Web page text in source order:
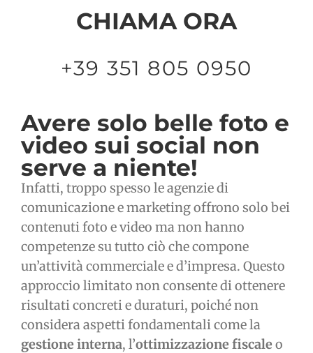
CHIAMA ORA
+39 351 805 0950
Avere solo belle foto e
video sui social non
serve a niente!
Infatti, troppo spesso le agenzie di
comunicazione e marketing offrono solo bei
contenuti foto e video ma non hanno
competenze su tutto ciò che compone
un’attività commerciale e d’impresa. Questo
approccio limitato non consente di ottenere
risultati concreti e duraturi, poiché non
considera aspetti fondamentali come la
gestione interna, l’ottimizzazione fiscale o